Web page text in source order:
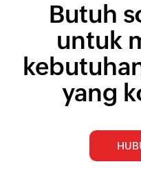
Butuh
untuk
yang